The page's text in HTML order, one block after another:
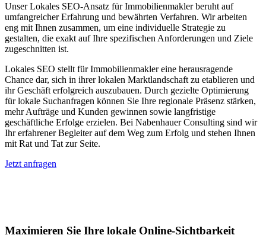
Unser Lokales SEO-Ansatz für Immobilienmakler beruht auf
umfangreicher Erfahrung und bewährten Verfahren. Wir arbeiten
eng mit Ihnen zusammen, um eine individuelle Strategie zu
gestalten, die exakt auf Ihre spezifischen Anforderungen und Ziele
zugeschnitten ist.
Lokales SEO stellt für Immobilienmakler eine herausragende
Chance dar, sich in ihrer lokalen Marktlandschaft zu etablieren und
ihr Geschäft erfolgreich auszubauen. Durch gezielte Optimierung
für lokale Suchanfragen können Sie Ihre regionale Präsenz stärken,
mehr Aufträge und Kunden gewinnen sowie langfristige
geschäftliche Erfolge erzielen. Bei Nabenhauer Consulting sind wir
Ihr erfahrener Begleiter auf dem Weg zum Erfolg und stehen Ihnen
mit Rat und Tat zur Seite.
Jetzt anfragen
Maximieren Sie Ihre lokale Online-Sichtbarkeit